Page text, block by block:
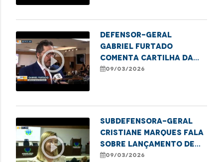
play_circle_outline
Defensor-geral
Gabriel Furtado
comenta cartilha da
DPE/MA sobre educação
09/03/2026
play_circle_outline
Subdefensora-geral
Cristiane Marques fala
sobre lançamento de
cartilha financeira
09/03/2026